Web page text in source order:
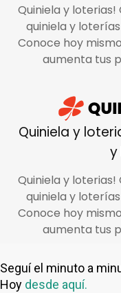
Seguí el minuto a
Hoy desde aquí.